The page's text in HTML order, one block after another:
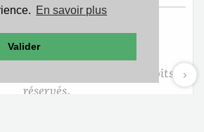
En savoir plus
Valider
Édition de Genève
Société Biblique de Genève
aimable autorisation. Tous droits
réservés.